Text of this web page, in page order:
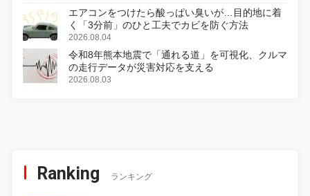
エアコンをつけたら酸っぱい臭いが…目的地に着
く「3分前」のひと工夫でカビを防ぐ方法
2026.08.04
令和8年熊本地震で「通れる道」を可視化、クルマ
の走行データが災害対応を支える
2026.08.03
Ranking ランキング